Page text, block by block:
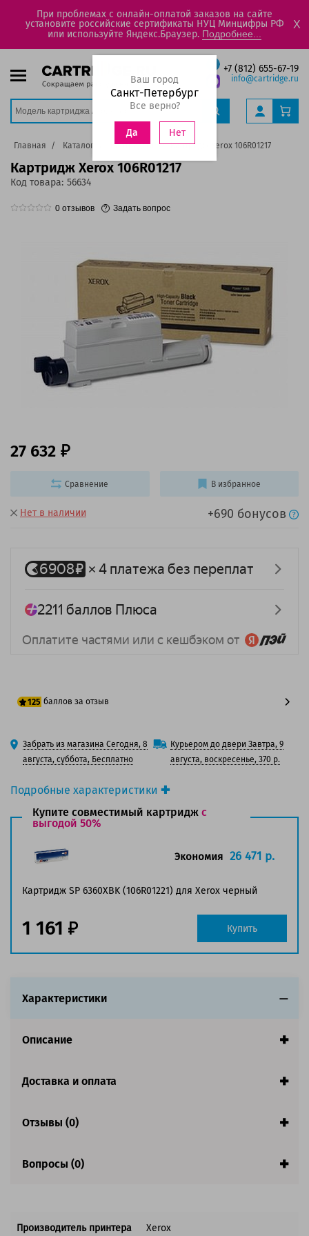
При проблемах с онлайн-оплатой заказов на сайте
установите российские сертификаты НУЦ Минцифры РФ
или используйте Яндекс.Браузер. Подробнее...
X
+7 (812) 655-67-19
info@cartridge.ru
Ваш город
Санкт-Петербург
Все верно?
Да Нет
Главная Каталог Картриджи Картридж Xerox 106R01217
Картридж Xerox 106R01217
Код товара: 56634
0 отзывов Задать вопрос
Подробные характеристики
Производитель принтера:Xerox
Производитель:Xerox
Оригинальность:
Оригинальный
Ресурс:9 000 страниц формата А4 при 5%
Страна:Япония
Нет в наличии +690 бонусов
27 632
125 баллов за отзыв
100 баллов
125 баллов
Забрать из магазина Сегодня, 8
августа, суббота, Бесплатно
Курьером до двери Завтра, 9
августа, воскресенье, 370 р.
Сравнение В избранное
Купите совместимый картридж с
выгодой 50%
Картридж SP 6360XBK (106R01221) для Xerox черный
Экономия 26 471 р.
1 161 Купить
Характеристики
Описание
Доставка и оплата
Отзывы (0)
Вопросы (0)
Производитель принтера Xerox